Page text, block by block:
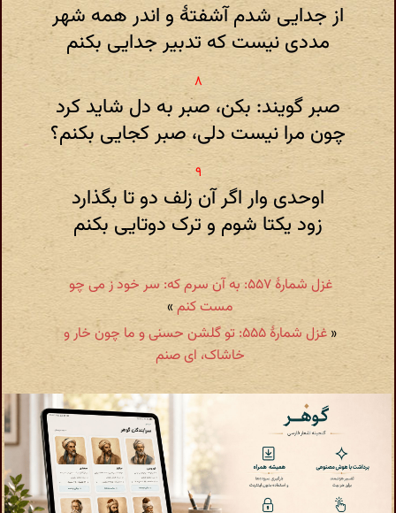
از جدایی شدم آشفتهٔ و اندر همه شهر
مددی نیست که تدبیر جدایی بکنم
صبر گویند: بکن، صبر به دل شاید کرد
چون مرا نیست دلی، صبر کجایی بکنم؟
اوحدی وار اگر آن زلف دو تا بگذارد
زود یکتا شوم و ترک دوتایی بکنم
غزل شمارهٔ ۵۵۷: به آن سرم که: سر خود ز می چو
مست کنم»
«
غزل شمارهٔ ۵۵۵: تو گلشن حسنی و ما چون خار و
خاشاک، ای صنم